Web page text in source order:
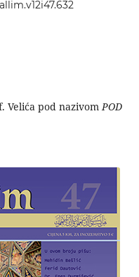
Velića pod nazivomPOD